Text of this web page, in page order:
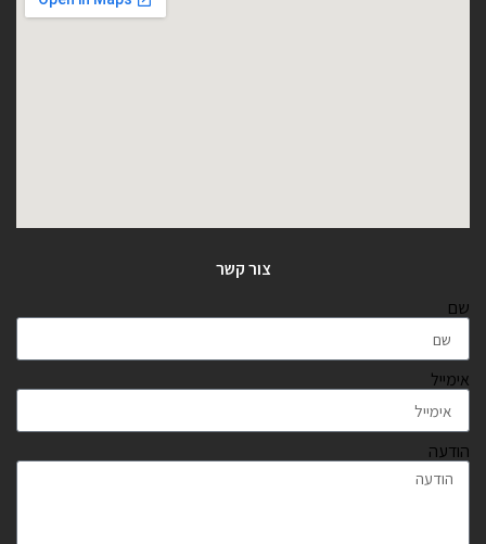
צור קשר
שם
אימייל
הודעה